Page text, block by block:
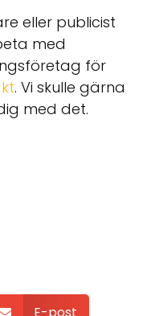
eller publicist
med
för
. Vi skulle gärna
med det.
E-post